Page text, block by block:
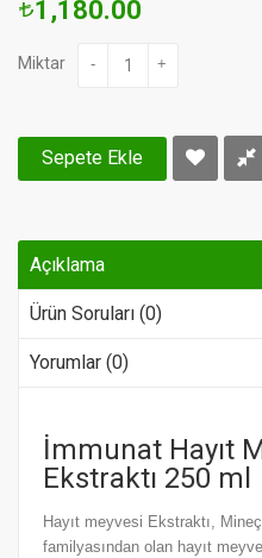
1,180.00
Miktar - +
Sepete Ekle
Açıklama
Ürün Soruları (0)
Yorumlar (0)
İmmunat Hayıt
Ekstraktı 250 ml
Hayıt meyvesi Ekstraktı,
familyasından olan hayıt